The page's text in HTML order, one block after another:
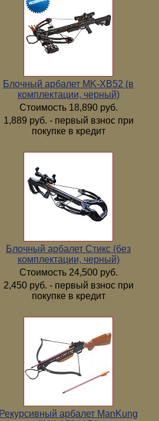
Блочный арбалет MK-XB52 (в
комплектации, черный)
Стоимость 18,890 руб.
1,889 руб. - первый взнос при
покупке в кредит
Блочный арбалет Стикс (без
комплектации, черный)
Стоимость 24,500 руб.
2,450 руб. - первый взнос при
покупке в кредит
Рекурсивный арбалет ManKung